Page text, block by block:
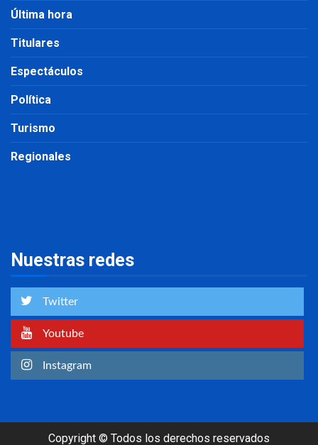
Última hora
Titulares
Espectáculos
Política
Turismo
Regionales
Nuestras redes
Twitter
Youtube
Instagram
Copyright © Todos los derechos reservados